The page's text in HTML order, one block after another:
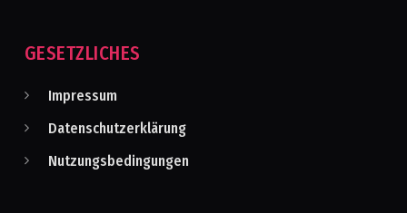
GESETZLICHES
Impressum
Datenschutzerklärung
Nutzungsbedingungen